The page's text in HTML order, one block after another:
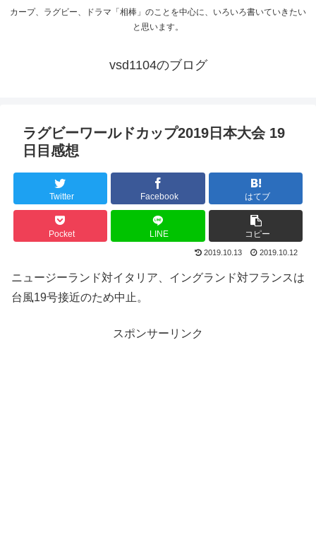
カープ、ラグビー、ドラマ「相棒」のことを中心に、いろいろ書いていきたい
と思います。
vsd1104のブログ
ラグビーワールドカップ2019日本大会 19
日目感想
Twitter Facebook はてブ
Pocket LINE コピー
2019.10.13 2019.10.12
ニュージーランド対イタリア、イングランド対フランスは
台風19号接近のため中止。
スポンサーリンク